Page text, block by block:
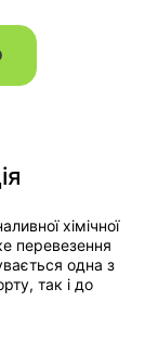
хімічної
перевезення
одна з
так і до